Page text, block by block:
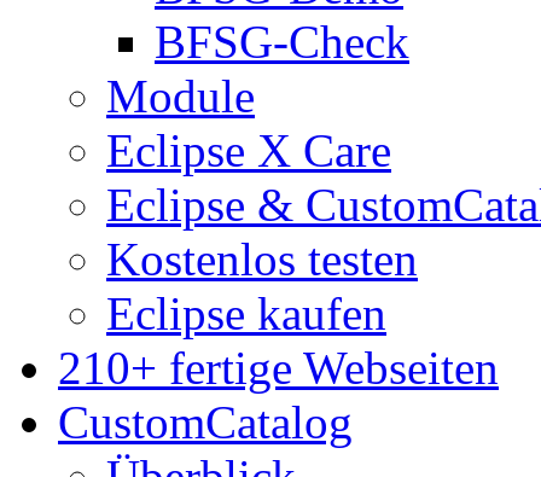
BFSG-Check
Module
Eclipse X Care
Eclipse &
Kostenlos testen
Eclipse kaufen
210+ fertige Webseiten
CustomCatalog